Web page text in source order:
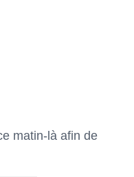
matin-là afin de